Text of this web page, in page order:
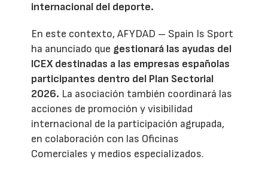
internacional del deporte.
En este contexto, AFYDAD – Spain Is Sport
ha anunciado que gestionará las ayudas del
ICEX destinadas a las empresas españolas
participantes dentro del Plan Sectorial
2026. La asociación también coordinará las
acciones de promoción y visibilidad
internacional de la participación agrupada,
en colaboración con las Oficinas
Comerciales y medios especializados.